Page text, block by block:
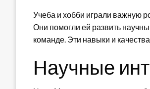
Учеба и хобби играли важную
Они помогли ей развить
команде. Эти навыки и
Научные